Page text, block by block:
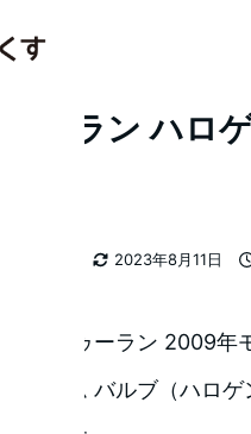
ゥーラン ハロ
2023年8月11日
ルフ トゥーラン 2009
ビーム バルブ（ハロ